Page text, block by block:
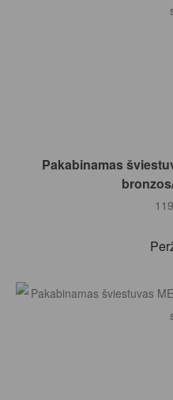
Į
Pakabinamas